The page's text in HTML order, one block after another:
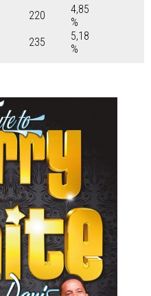
220
4,85
%
235
5,18
%